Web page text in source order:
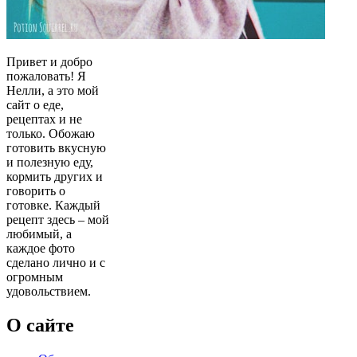
Привет и добро
пожаловать! Я
Нелли, а это мой
сайт о еде,
рецептах и не
только. Обожаю
готовить вкусную
и полезную еду,
кормить других и
говорить о
готовке. Каждый
рецепт здесь – мой
любимый, а
каждое фото
сделано лично и с
огромным
удовольствием.
О сайте